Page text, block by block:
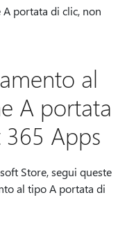
portata di clic, non
al
A portata
Apps
Store, segui queste
al tipo A portata di